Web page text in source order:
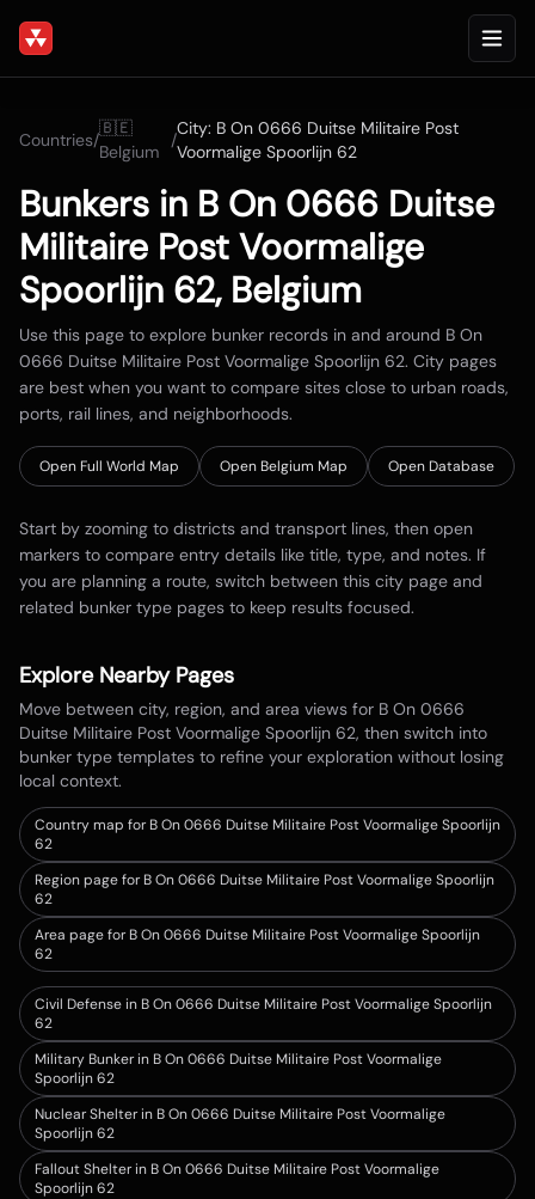
Countries/
🇧🇪
Belgium
/
City: B On 0666 Duitse Militaire Post
Voormalige Spoorlijn 62
Bunkers in B On 0666 Duitse
Militaire Post Voormalige
Spoorlijn 62, Belgium
Use this page to explore bunker records in and around B On
0666 Duitse Militaire Post Voormalige Spoorlijn 62. City pages
are best when you want to compare sites close to urban roads,
ports, rail lines, and neighborhoods.
Open Full World Map Open Belgium Map Open Database
Start by zooming to districts and transport lines, then open
markers to compare entry details like title, type, and notes. If
you are planning a route, switch between this city page and
related bunker type pages to keep results focused.
Explore Nearby Pages
Move between city, region, and area views for B On 0666
Duitse Militaire Post Voormalige Spoorlijn 62, then switch into
bunker type templates to refine your exploration without losing
local context.
Country map forB On 0666 Duitse Militaire Post Voormalige Spoorlijn
62
Region page for B On 0666 Duitse Militaire Post Voormalige Spoorlijn
62
Area page for B On 0666 Duitse Militaire Post Voormalige Spoorlijn
62
Civil Defense in B On 0666 Duitse Militaire Post Voormalige Spoorlijn
62
Military Bunker in B On 0666 Duitse Militaire Post Voormalige
Spoorlijn 62
Nuclear Shelter in B On 0666 Duitse Militaire Post Voormalige
Spoorlijn 62
Fallout Shelter in B On 0666 Duitse Militaire Post Voormalige
Spoorlijn 62